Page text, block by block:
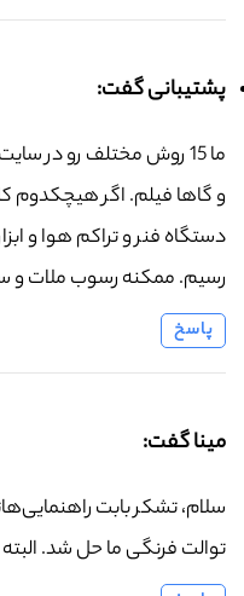
پشتیبانی گفت:
ما 15 روش مختلف رو در
و گاها فیلم. اگر هیچکدوم
دستگاه فنر و تراکم هوا و
رسیم. ممکنه رسوب ملات و
پاسخ
مینا گفت:
سلام، تشکر بابت
توالت فرنگی ما حل شد.